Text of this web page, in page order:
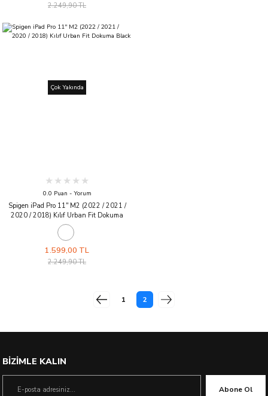
2.249,90 TL
Çok Yakında
0.0 Puan - Yorum
Spigen iPad Pro 11'' M2 (2022 / 2021 /
2020 / 2018) Kılıf Urban Fit Dokuma
Black
1.599,00 TL
2.249,90 TL
1 2
BİZİMLE KALIN
Abone Ol